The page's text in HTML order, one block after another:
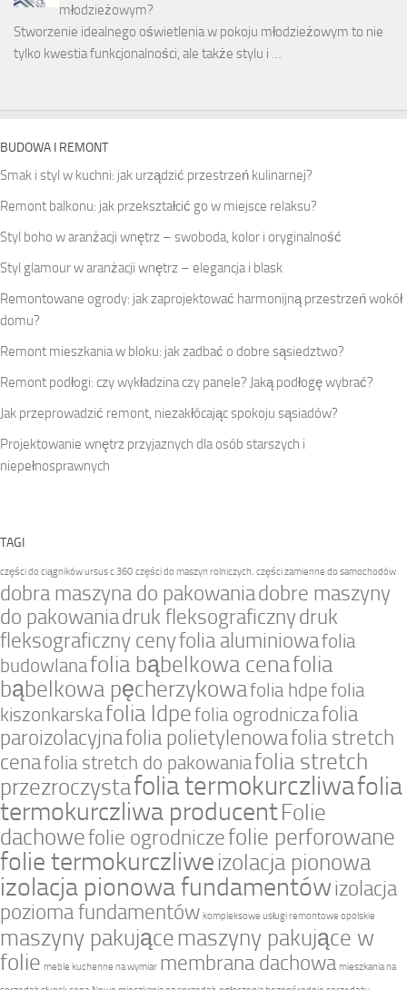
młodzieżowym?
Stworzenie idealnego oświetlenia w pokoju młodzieżowym to nie
tylko kwestia funkcjonalności, ale także stylu i …
BUDOWA I REMONT
Smak i styl w kuchni: jak urządzić przestrzeń kulinarnej?
Remont balkonu: jak przekształcić go w miejsce relaksu?
Styl boho w aranżacji wnętrz – swoboda, kolor i oryginalność
Styl glamour w aranżacji wnętrz – elegancja i blask
Remontowane ogrody: jak zaprojektować harmonijną przestrzeń wokół
domu?
Remont mieszkania w bloku: jak zadbać o dobre sąsiedztwo?
Remont podłogi: czy wykładzina czy panele? Jaką podłogę wybrać?
Jak przeprowadzić remont, niezakłócając spokoju sąsiadów?
Projektowanie wnętrz przyjaznych dla osób starszych i
niepełnosprawnych
TAGI
części do ciągników ursus c 360 części do maszyn rolniczych. części zamienne do samochodów
dobra maszyna do pakowaniadobre maszyny
do pakowaniadruk fleksograficznydruk
fleksograficzny cenyfolia aluminiowafolia
budowlanafolia bąbelkowa cenafolia
bąbelkowa pęcherzykowafolia hdpefolia
kiszonkarskafolia ldpefolia ogrodniczafolia
paroizolacyjnafolia polietylenowafolia stretch
cenafolia stretch do pakowaniafolia stretch
przezroczystafolia termokurczliwafolia
termokurczliwa producentFolie
dachowefolie ogrodniczefolie perforowane
folie termokurczliwe izolacja pionowa
izolacja pionowa fundamentówizolacja
pozioma fundamentów kompleksowe usługi remontowe opolskie
maszyny pakujące maszyny pakujące w
folie meble kuchenne na wymiar membrana dachowa mieszkania na